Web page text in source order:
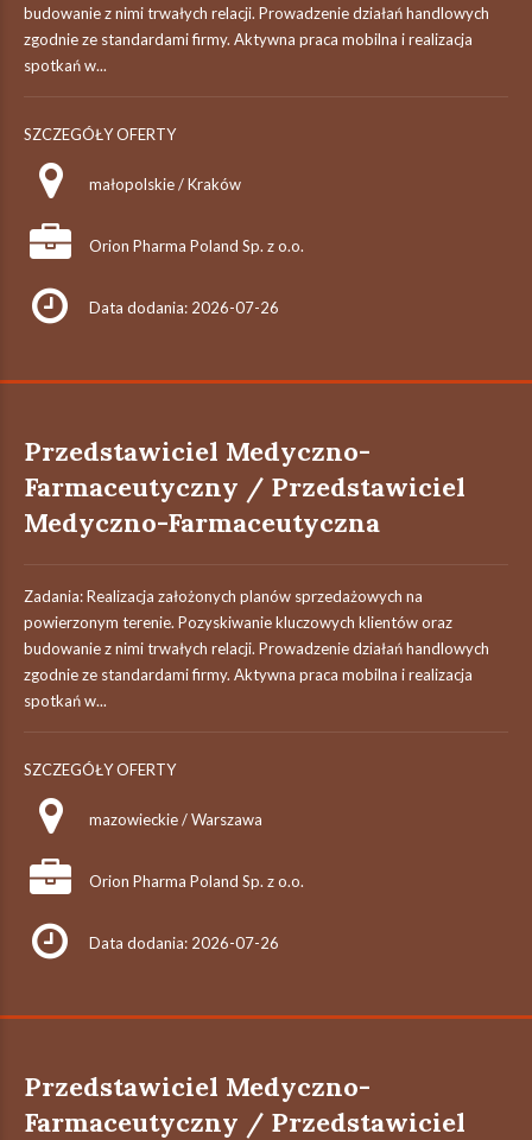
budowanie z nimi trwałych relacji. Prowadzenie działań handlowych
zgodnie ze standardami firmy. Aktywna praca mobilna i realizacja
spotkań w...
SZCZEGÓŁY OFERTY
małopolskie / Kraków
Orion Pharma Poland Sp. z o.o.
Data dodania: 2026-07-26
Przedstawiciel Medyczno-
Farmaceutyczny / Przedstawiciel
Medyczno-Farmaceutyczna
Zadania: Realizacja założonych planów sprzedażowych na
powierzonym terenie. Pozyskiwanie kluczowych klientów oraz
budowanie z nimi trwałych relacji. Prowadzenie działań handlowych
zgodnie ze standardami firmy. Aktywna praca mobilna i realizacja
spotkań w...
SZCZEGÓŁY OFERTY
mazowieckie / Warszawa
Orion Pharma Poland Sp. z o.o.
Data dodania: 2026-07-26
Przedstawiciel Medyczno-
Farmaceutyczny / Przedstawiciel